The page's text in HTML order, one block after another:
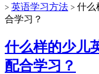
> 英语学习方法 > 什么
合学习？
什么样的少儿
配合学习？